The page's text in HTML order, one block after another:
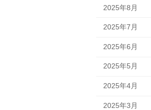
2025年8月
2025年7月
2025年6月
2025年5月
2025年4月
2025年3月